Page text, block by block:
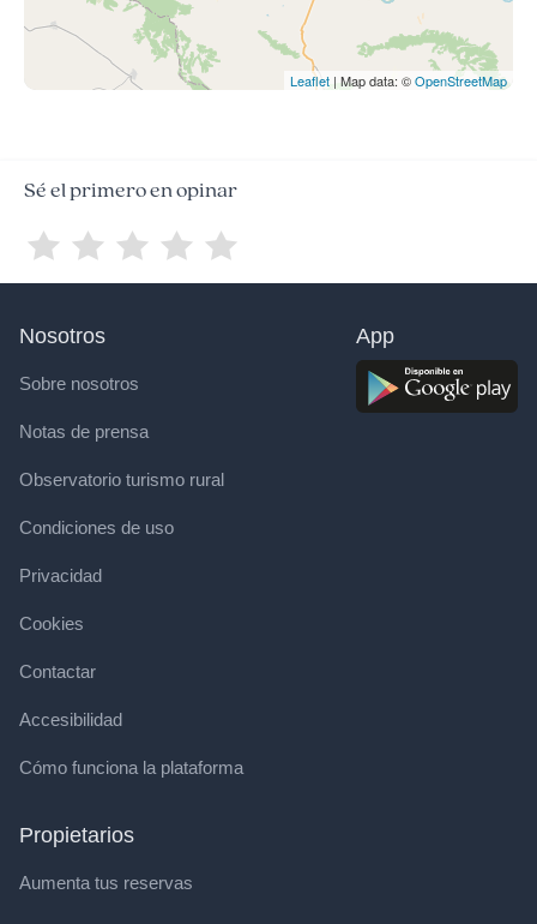
Leaflet | Map data: ©OpenStreetMap
Sé el primero en opinar
Nosotros
Sobre nosotros
Notas de prensa
Observatorio turismo rural
Condiciones de uso
Privacidad
Cookies
Contactar
Accesibilidad
Cómo funciona la plataforma
Propietarios
Aumenta tus reservas
App